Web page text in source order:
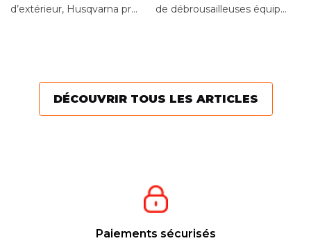
d’extérieur, Husqvarna proposede débrousailleuses équipées
DÉCOUVRIR TOUS LES ARTICLES
Paiements sécurisés